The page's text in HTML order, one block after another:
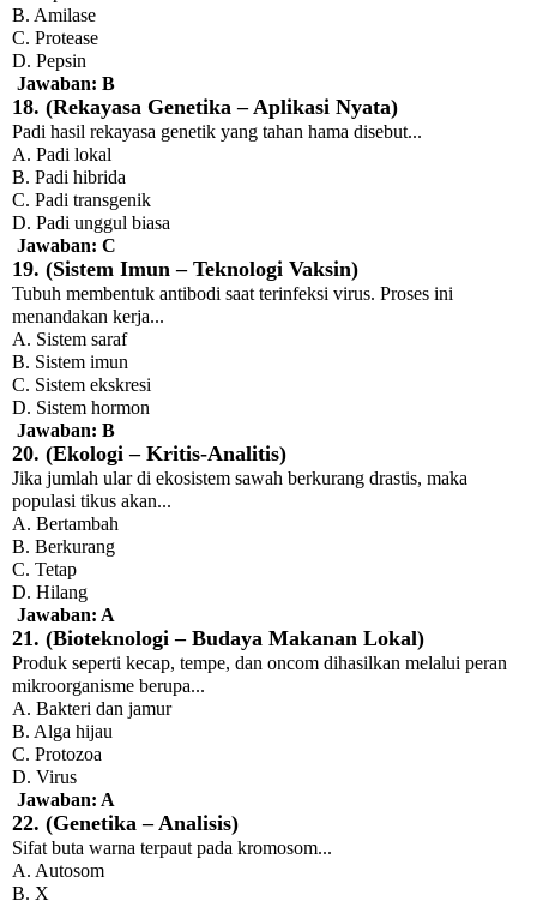
B. Amilase
C. Protease
D. Pepsin
Jawaban: B
18. (Rekayasa Genetika – Aplikasi Nyata)
Padi hasil rekayasa genetik yang tahan hama disebut...
A. Padi lokal
B. Padi hibrida
C. Padi transgenik
D. Padi unggul biasa
Jawaban: C
19. (Sistem Imun – Teknologi Vaksin)
Tubuh membentuk antibodi saat terinfeksi virus. Proses ini
menandakan kerja...
A. Sistem saraf
B. Sistem imun
C. Sistem ekskresi
D. Sistem hormon
Jawaban: B
20. (Ekologi – Kritis-Analitis)
Jika jumlah ular di ekosistem sawah berkurang drastis, maka
populasi tikus akan...
A. Bertambah
B. Berkurang
C. Tetap
D. Hilang
Jawaban: A
21. (Bioteknologi – Budaya Makanan Lokal)
Produk seperti kecap, tempe, dan oncom dihasilkan melalui peran
mikroorganisme berupa...
A. Bakteri dan jamur
B. Alga hijau
C. Protozoa
D. Virus
Jawaban: A
22. (Genetika – Analisis)
Sifat buta warna terpaut pada kromosom...
A. Autosom
B. X